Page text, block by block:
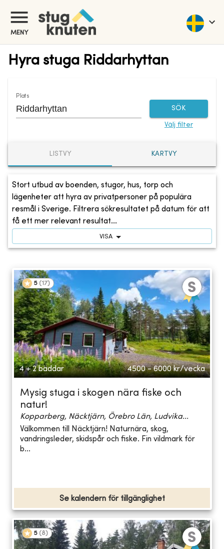
MENY
Hyra stuga Riddarhyttan
Plats
SÖK
Välj filter
LISTVY KARTVY
Stort utbud av boenden, stugor, hus, torp och
lägenheter att hyra av privatpersoner på populära
resmål i Sverige. Filtrera sökresultatet på datum för att
få ett mer relevant resultat...
VISA
5 (17)
4 + 2 bäddar 4500 - 6000 kr/vecka
Mysig stuga i skogen nära fiske och
natur!
Kopparberg, Näcktjärn, Örebro Län, Ludvika...
Välkommen till Näcktjärn! Naturnära, skog,
vandringsleder, skidspår och fiske. Fin vildmark för
b...
Se kalendern för tillgänglighet
5 (8)